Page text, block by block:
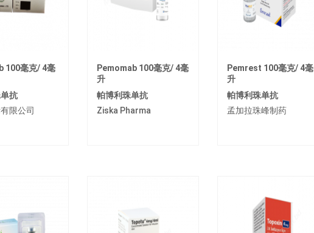
100毫克/ 4毫
抗
限公司
Pemomab 100毫克/ 4毫
升
帕博利珠单抗
Ziska Pharma
Pemrest 100毫克/ 4毫
升
帕博利珠单抗
孟加拉珠峰制药